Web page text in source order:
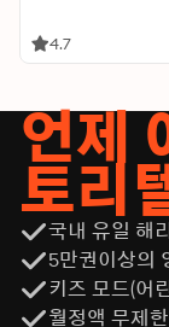
4.7
언제
토리
국내 유일 해
5만권이상의
키즈 모드(어
월정액 무제